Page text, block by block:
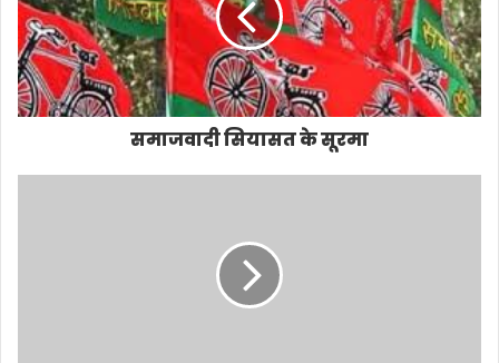
समाजवादी सियासत के सूरमा